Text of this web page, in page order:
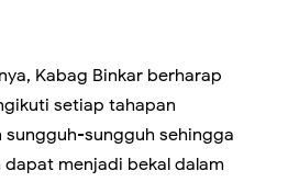
Kabag Binkar berharap
setiap tahapan
sungguh-sungguh sehingga
menjadi bekal dalam